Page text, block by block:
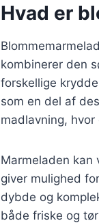
Hvad er
kombinerer den
forskellige
som en del af
madlavning,
Marmeladen kan
giver mulighed
dybde og
både friske og